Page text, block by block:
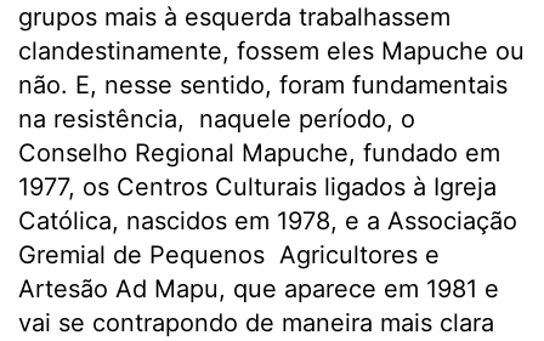
grupos mais à esquerda trabalhassem
clandestinamente, fossem eles Mapuche ou
não. E, nesse sentido, foram fundamentais
na resistência, naquele período, o
Conselho Regional Mapuche, fundado em
1977, os Centros Culturais ligados à Igreja
Católica, nascidos em 1978, e a Associação
Gremial de Pequenos Agricultores e
Artesão Ad Mapu, que aparece em 1981 e
vai se contrapondo de maneira mais clara